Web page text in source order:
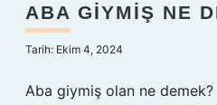
Hakkımızda
ABA GIYMIŞ NE
Tarih: Ekim 4, 2024
Aba giymiş olan ne